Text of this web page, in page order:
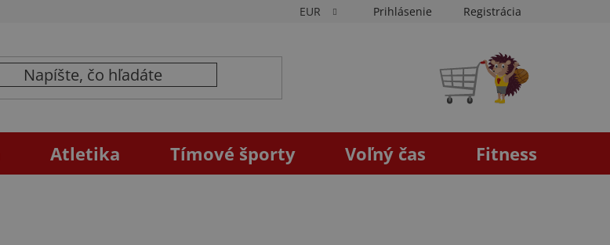
EUR Prihlásenie Registrácia
NÁKUPNÝ
KOŠÍK
Atletika Tímové športy Voľný čas Fitness